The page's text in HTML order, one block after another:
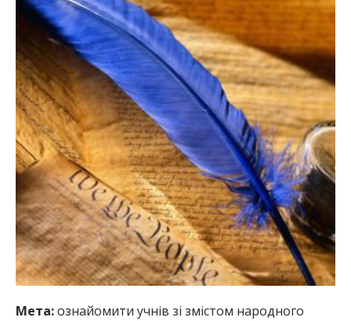
Мета:ознайомити учнів зі змістом народного